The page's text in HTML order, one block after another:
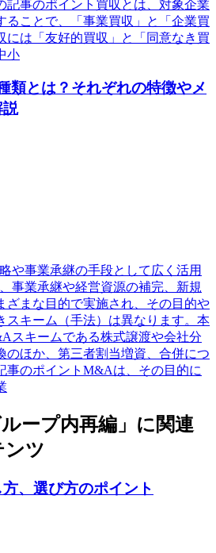
記事のポイント買収とは、対象企業
ることで、「事業買収」と「企業買
には「友好的買収」と「同意なき買
小
類とは？それぞれの特徴やメ
説
や事業承継の手段として広く活用
事業承継や経営資源の補完、新規
ざまな目的で実施され、その目的や
スキーム（手法）は異なります。本
スキームである株式譲渡や会社分
のほか、第三者割当増資、合併につ
事のポイントM&Aは、その目的に
ループ内再編」に関連
ンツ
、選び方のポイント